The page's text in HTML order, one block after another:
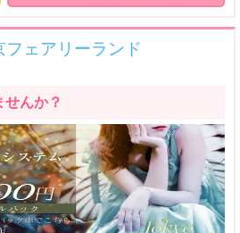
ん。 お給料（例） 90分 10,000円～
ェアリーランド
せんか？